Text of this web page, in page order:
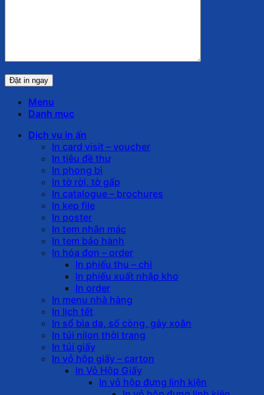
Menu
Danh mục
Dịch vụ in ấn
In card visit – voucher
In tiêu đề thư
In phong bì
In tờ rời, tờ gấp
In catalogue – brochures
In kẹp file
In poster
In tem nhãn mác
In tem bảo hành
In hóa đơn – order
In phiếu thu – chi
In phiếu xuất nhập kho
In order
In menu nhà hàng
In lịch tết
In sổ bìa da, sổ còng, gáy xoắn
In túi nilon thời trang
In túi giấy
In vỏ hộp giấy – carton
In Vỏ Hộp Giấy
In vỏ hộp đựng linh kiện